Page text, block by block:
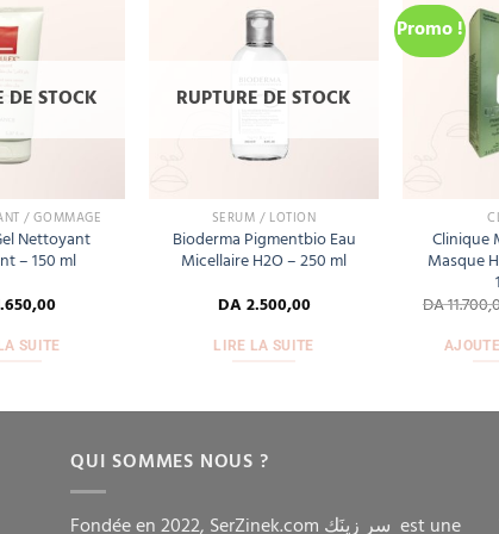
DE STOCK
/ GOMMAGE
Nettoyant
– 150 ml
SUITE
RUPTURE DE STOCK
SÉRUM / LOTION
Bioderma Pigmentbio Eau
Micellaire H2O – 250 ml
DA2.500,00
LIRE LA SUITE
Promo !
Clinique
Masque
DA
QUI SOMMES NOUS ?
Fondée en 2022, SerZinek.com سر زِينَك est une